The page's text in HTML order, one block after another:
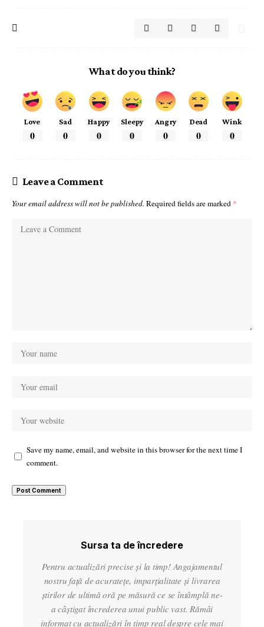
What do you think?
Love
0
Sad
0
Happy
0
Sleepy
0
Angry
0
Dead
0
Wink
0
Leave a Comment
Your email address will not be published. Required fields are marked *
Save my name, email, and website in this browser for the next time I
comment.
Sursa ta de încredere
Pentru actualizări precise și la timp! Angajamentul
nostru față de acuratețe, imparțialitate și livrarea
știrilor de ultimă oră pe măsură ce se întâmplă ne-
a câștigat încrederea unui public vast. Rămâi
informat cu actualizări în timp real despre cele mai